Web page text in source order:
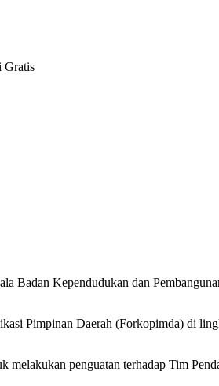
Badan Kependudukan dan
Pimpinan Daerah (Forkopimda) di
melakukan penguatan terhadap Tim